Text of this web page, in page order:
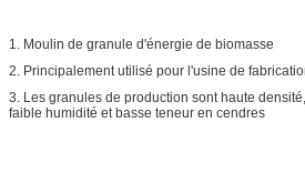
1. Moulin de granule d'énergie de biomasse
2. Principalement utilisé pour l'usine de
3. Les granules de production sont haute
faible humidité et basse teneur en cendres